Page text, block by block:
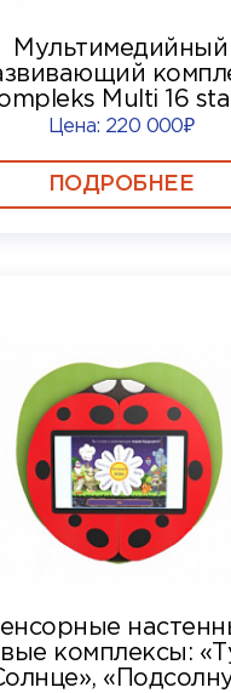
Мультимедийный
Multi 16
Цена: 220 000₽
ПОДРОБНЕЕ
комплексы: